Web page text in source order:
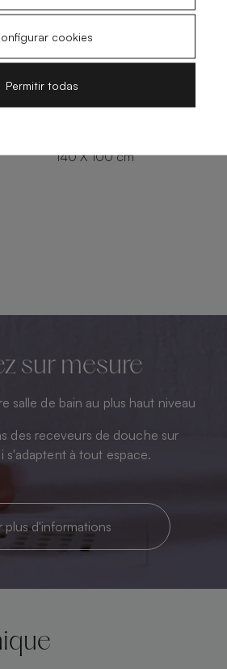
180 X 90 cm
200 X 90 cm
140 X 100 cm
sur mesure
salle de bain au plus haut niveau
des receveurs de douche sur
s'adaptent à tout espace.
plus d'informations
cookies
Permitir todas